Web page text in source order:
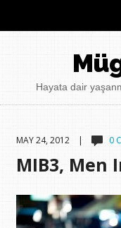
Hayata dair
MAY 24, 2012 | 0
MIB3, Men